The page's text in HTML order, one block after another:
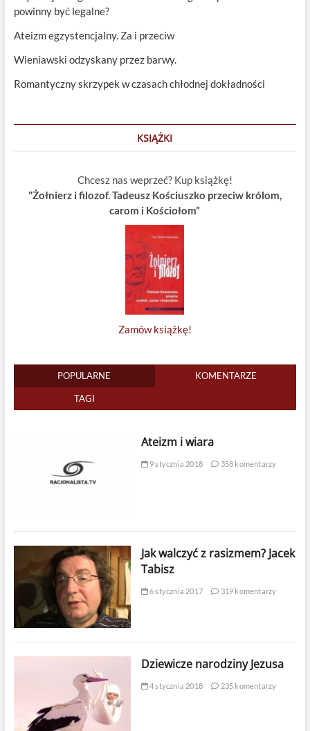
powinny być legalne?
Ateizm egzystencjalny. Za i przeciw
Wieniawski odzyskany przez barwy.
Romantyczny skrzypek w czasach chłodnej dokładności
KSIĄŻKI
Chcesz nas weprzeć? Kup książkę!
"Żołnierz i filozof. Tadeusz Kościuszko przeciw królom,
carom i Kościołom”
Zamów książkę!
POPULARNE KOMENTARZE
TAGI
Ateizm i wiara
9 stycznia 2018 358 komentarzy
Jak walczyć z rasizmem? Jacek
Tabisz
6 stycznia 2017 319 komentarzy
Dziewicze narodziny Jezusa
4 stycznia 2018 235 komentarzy